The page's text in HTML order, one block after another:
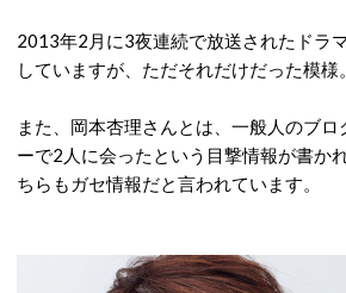
2013年2月に3夜連続で放送されたドラ
していますが、ただそれだけだった模様。
また、岡本杏理さんとは、一般人のブ
ーで2人に会ったという目撃情報が書か
ちらもガセ情報だと言われています。